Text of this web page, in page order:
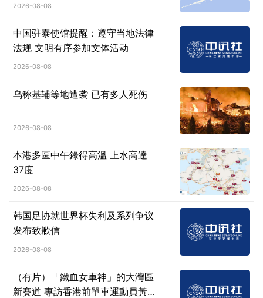
2026-08-08
中国驻泰使馆提醒：遵守当地法律
法规 文明有序参加文体活动
2026-08-08
乌称基辅等地遭袭 已有多人死伤
2026-08-08
本港多區中午錄得高溫 上水高達
37度
2026-08-08
韩国足协就世界杯失利及系列争议
发布致歉信
2026-08-08
（有片）「鐵血女車神」的大灣區
新賽道 專訪香港前單車運動員黃